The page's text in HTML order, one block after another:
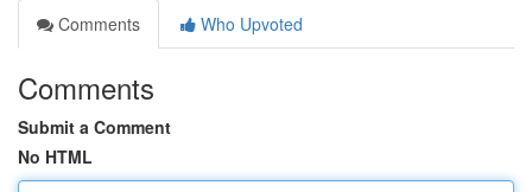
Comments
Who Upvoted
Comments
Submit a Comment
No HTML